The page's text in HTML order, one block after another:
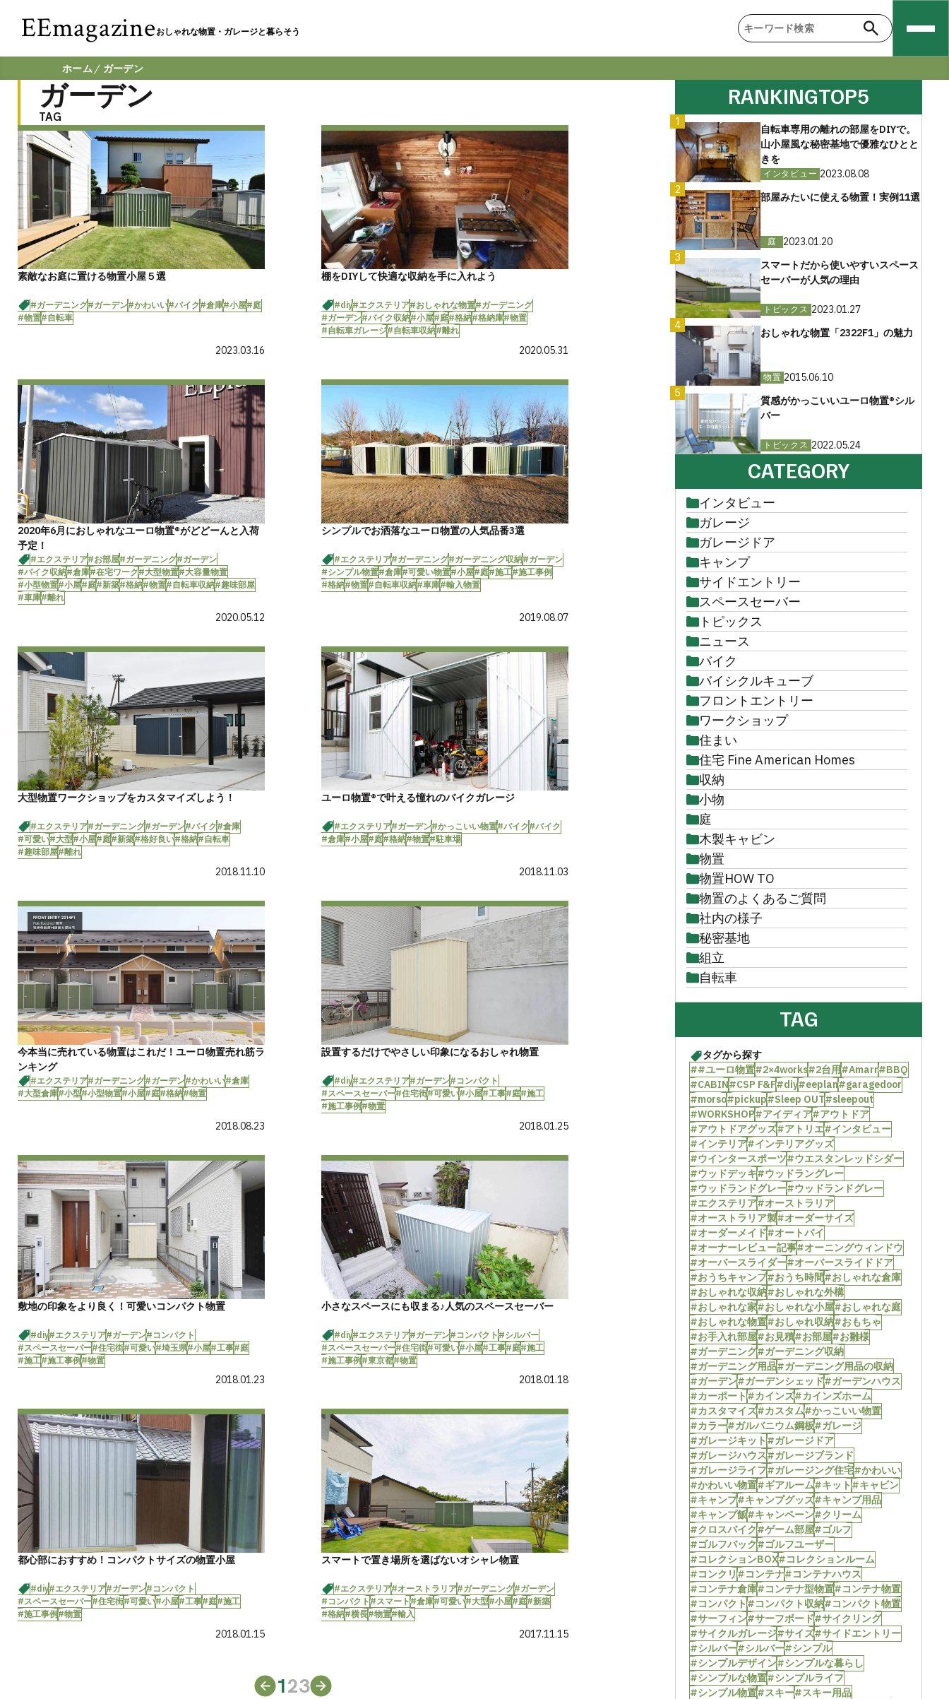
EEmagazine おしゃれな物置・ガレージと暮らそう
ホーム ガーデン
ガーデン
TAG
素敵なお庭に置ける物置小屋５選
#ガーデニング#ガーデン#かわいい#バイク#倉庫#小屋#庭
#物置#自転車
2023.03.16
棚をDIYして快適な収納を手に入れよう
#diy#エクステリア#おしゃれな物置#ガーデニング
#ガーデン#バイク収納#小屋#庭#格納#格納庫#物置
#自転車ガレージ#自転車収納#離れ
2020.05.31
2020年6月におしゃれなユーロ物置®︎がどどーんと入荷
予定！
#エクステリア#お部屋#ガーデニング#ガーデン
#バイク収納#倉庫#在宅ワーク#大型物置#大容量物置
#小型物置#小屋#庭#新築#格納#物置#自転車収納#趣味部屋
#車庫#離れ
2020.05.12
シンプルでお洒落なユーロ物置の人気品番3選
#エクステリア#ガーデニング#ガーデニング収納#ガーデン
#シンプル物置#倉庫#可愛い物置#小屋#庭#施工#施工事例
#格納#物置#自転車収納#車庫#輸入物置
2019.08.07
大型物置ワークショップをカスタマイズしよう！
#エクステリア#ガーデニング#ガーデン#バイク#倉庫
#可愛い#大型#小屋#庭#新築#格好良い#格納#自転車
#趣味部屋#離れ
2018.11.10
ユーロ物置®で叶える憧れのバイクガレージ
#エクステリア#ガーデン#かっこいい物置#バイク#バイク
#倉庫#小屋#庭#格納#物置#駐車場
2018.11.03
今本当に売れている物置はこれだ！ユーロ物置売れ筋ラ
ンキング
#エクステリア#ガーデニング#ガーデン#かわいい#倉庫
#大型倉庫#小型#小型物置#小屋#庭#格納#物置
2018.08.23
設置するだけでやさしい印象になるおしゃれ物置
#diy#エクステリア#ガーデン#コンパクト
#スペースセーバー#住宅街#可愛い#小屋#工事#庭#施工
#施工事例#物置
2018.01.25
敷地の印象をより良く！可愛いコンパクト物置
#diy#エクステリア#ガーデン#コンパクト
#スペースセーバー#住宅街#可愛い#埼玉県#小屋#工事#庭
#施工#施工事例#物置
2018.01.23
小さなスペースにも収まる♪人気のスペースセーバー
#diy#エクステリア#ガーデン#コンパクト#シルバー
#スペースセーバー#住宅街#可愛い#小屋#工事#庭#施工
#施工事例#東京都#物置
2018.01.18
都心部におすすめ！コンパクトサイズの物置小屋
#diy#エクステリア#ガーデン#コンパクト
#スペースセーバー#住宅街#可愛い#小屋#工事#庭#施工
#施工事例#物置
2018.01.15
スマートで置き場所を選ばないオシャレ物置
#エクステリア#オーストラリア#ガーデニング#ガーデン
#コンパクト#スマート#倉庫#可愛い#大型#小屋#庭#新築
#格納#横長#物置#輸入
2017.11.15
123
RANKINGTOP5
1
自転車専用の離れの部屋をDIYで。
山小屋風な秘密基地で優雅なひとと
きを
インタビュー 2023.08.08
2
部屋みたいに使える物置！実例11選
庭
2023.01.20
3
スマートだから使いやすいスペース
セーバーが人気の理由
トピックス 2023.01.27
4
おしゃれな物置「2322F1」の魅力
物置 2015.06.10
5
質感がかっこいいユーロ物置®︎シル
バー
トピックス 2022.05.24
CATEGORY
インタビュー
ガレージ
ガレージドア
キャンプ
サイドエントリー
スペースセーバー
トピックス
ニュース
バイク
バイシクルキューブ
フロントエントリー
ワークショップ
住まい
住宅 Fine American Homes
収納
小物
庭
木製キャビン
物置
物置HOW TO
物置のよくあるご質問
社内の様子
秘密基地
組立
自転車
TAG
タグから探す
##ユーロ物置#2×4works#2台用#Amarr#BBQ
#CABIN#CSP F&F#diy#eeplan#garagedoor
#morso#pickup#Sleep OUT#sleepout
#WORKSHOP#アイディア#アウトドア
#アウトドアグッズ#アトリエ#インタビュー
#インテリア#インテリアグッズ
#ウインタースポーツ#ウエスタンレッドシダー
#ウッドデッキ#ウッドラングレー
#ウッドランドグレー#ウッドランドグレー
#エクステリア#オーストラリア
#オーストラリア製#オーダーサイズ
#オーダーメイド#オートバイ
#オーナーレビュー記事#オーニングウィンドウ
#オーバースライダー#オーバースライドドア
#おうちキャンプ#おうち時間#おしゃれな倉庫
#おしゃれな収納#おしゃれな外構
#おしゃれな家#おしゃれな小屋#おしゃれな庭
#おしゃれな物置#おしゃれ収納#おもちゃ
#お手入れ部屋#お見積#お部屋#お雛様
#ガーデニング#ガーデニング収納
#ガーデニング用品#ガーデニング用品の収納
#ガーデン#ガーデンシェッド#ガーデンハウス
#カーポート#カインズ#カインズホーム
#カスタマイズ#カスタム#かっこいい物置
#カラー#ガルバニウム鋼板#ガレージ
#ガレージキット#ガレージドア
#ガレージハウス#ガレージブランド
#ガレージライフ#ガレージング住宅#かわいい
#かわいい物置#ギアルーム#キット#キャビン
#キャンプ#キャンプグッズ#キャンプ用品
#キャンプ飯#キャンペーン#クリーム
#クロスバイク#ゲーム部屋#ゴルフ
#ゴルフバック#ゴルフユーザー
#コレクションBOX#コレクションルーム
#コンクリ#コンテナ#コンテナハウス
#コンテナ倉庫#コンテナ型物置#コンテナ物置
#コンパクト#コンパクト収納#コンパクト物置
#サーフィン#サーフボード#サイクリング
#サイクルガレージ#サイズ#サイドエントリー
#シルバー#シルバー#シンプル
#シンプルデザイン#シンプルな暮らし
#シンプルな物置#シンプルライフ
#シンプル物置#スキー#スキー用品